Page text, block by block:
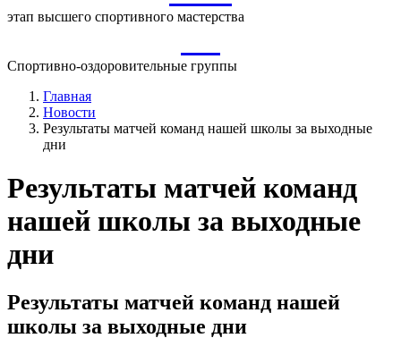
этап высшего спортивного мастерства
Спортивно-оздоровительные группы
Главная
Новости
Результаты матчей команд нашей школы за выходные
дни
Результаты матчей команд
нашей школы за выходные
дни
Результаты матчей команд нашей
школы за выходные дни